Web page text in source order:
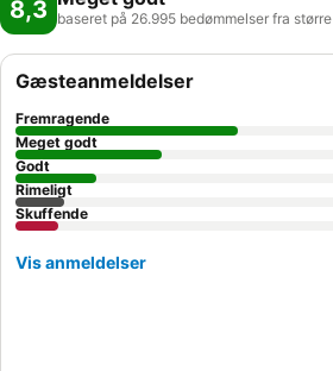
8,3 baseret på 26.995 bedømmelser fra større
Gæsteanmeldelser
Fremragende
Meget godt
Godt
Rimeligt
Skuffende
Vis anmeldelser